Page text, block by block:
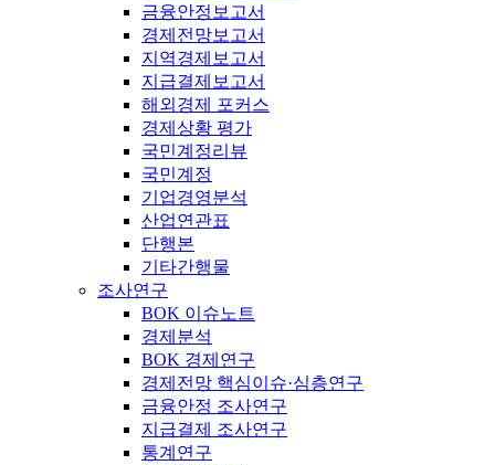
금융안정보고서
경제전망보고서
지역경제보고서
지급결제보고서
해외경제 포커스
경제상황 평가
국민계정리뷰
국민계정
기업경영분석
산업연관표
단행본
기타간행물
조사연구
BOK 이슈노트
경제분석
BOK 경제연구
경제전망 핵심이슈·심층연구
금융안정 조사연구
지급결제 조사연구
통계연구